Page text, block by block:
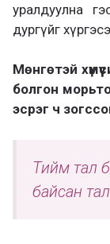
уралдуулна
дургүйг
Мөнгөтэй
болгон
эсрэг ч
Тийм тал
байсан тал